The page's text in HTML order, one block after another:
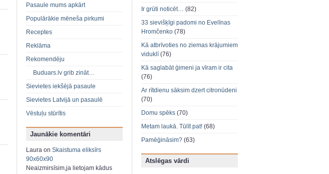
Pasaule mums apkārt
Populārākie mēneša pirkumi
Receptes
Reklāma
Rekomendēju
Buduars.lv grib zināt…
Sievietes iekšējā pasaule
Sievietes Latvijā un pasaulē
Vēstuļu stūrītis
Jaunākie komentāri
Laura on Skaistuma eliksīrs
90x60x90
Neaizmirsīsim,ja lietojam kādus
Ir grūti noticēt… (82)
33 sievišķīgi padomi no Evelīnas
Hromčenko (78)
Kā atbrīvoties no ziemas krājumiem
viduklī(76)
Kā saglabāt ģimeni ja vīram ir cita
(76)
Ar rītdienu sāksim dzert citronūdeni
(70)
Domu spēks (70)
Metam laukā. Tūlīt pat! (68)
Pamēģināsim? (63)
Atslēgas vārdi